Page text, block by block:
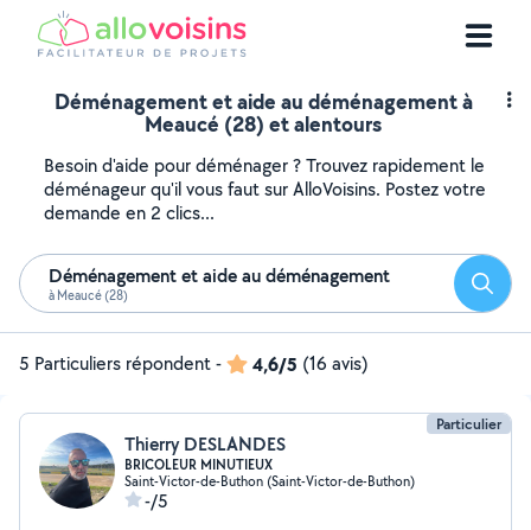
Déménagement et aide au déménagement à
Meaucé (28) et alentours
Besoin d'aide pour déménager ? Trouvez rapidement le
déménageur qu'il vous faut sur AlloVoisins. Postez votre
demande en 2 clics...
Déménagement et aide au déménagement
à Meaucé (28)
5 Particuliers répondent- 4,6/5 (16 avis)
Particulier
Thierry DESLANDES
BRICOLEUR MINUTIEUX
Saint-Victor-de-Buthon (Saint-Victor-de-Buthon)
-/5